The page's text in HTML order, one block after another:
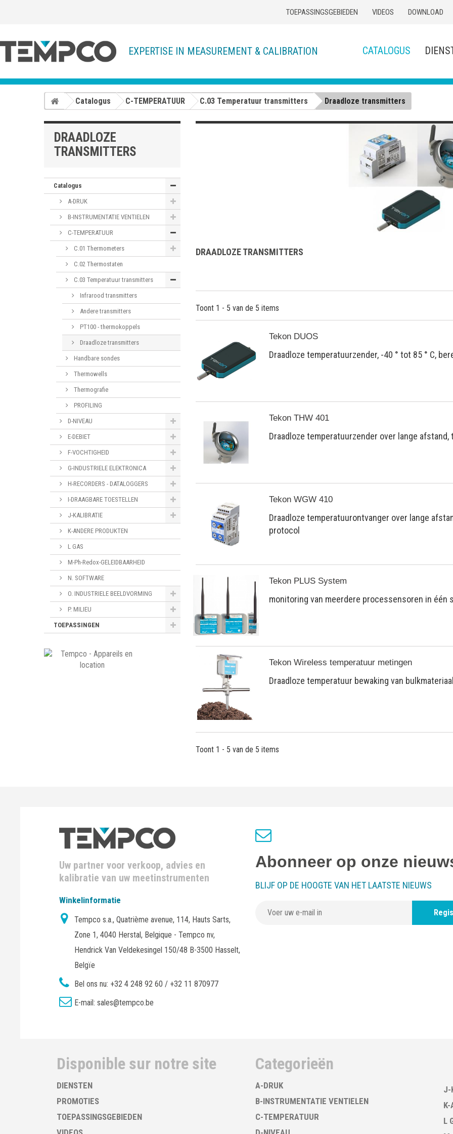
TOEPASSINGSGEBIEDEN VIDEOS DOWNLOAD
EXPERTISE IN MEASUREMENT & CALIBRATION CATALOGUS
Catalogus C-TEMPERATUUR C.03 Temperatuur transmitters Draadloze transmitters
DRAADLOZE
TRANSMITTERS
Catalogus
A-DRUK
B-INSTRUMENTATIE VENTIELEN
C-TEMPERATUUR
C.01 Thermometers
C.02 Thermostaten
C.03 Temperatuur transmitters
Infrarood transmitters
Andere transmitters
PT100 - thermokoppels
Draadloze transmitters
Handbare sondes
Thermowells
Thermografie
PROFILING
D-NIVEAU
E-DEBIET
F-VOCHTIGHEID
G-INDUSTRIELE ELEKTRONICA
H-RECORDERS - DATALOGGERS
I-DRAAGBARE TOESTELLEN
J-KALIBRATIE
K-ANDERE PRODUKTEN
L GAS
M-Ph-Redox-GELEIDBAARHEID
N. SOFTWARE
O. INDUSTRIELE BEELDVORMING
P. MILIEU
TOEPASSINGEN
DRAADLOZE TRANSMITTERS
Toont 1 - 5 van de 5 items
Tekon DUOS
Draadloze temperatuurzender, -40 ° tot 85 ° C,
Tekon THW 401
Draadloze temperatuurzender over lange afstand,
Tekon WGW 410
Draadloze temperatuurontvanger over lange
protocol
Tekon PLUS System
monitoring van meerdere processensoren in één
Tekon Wireless temperatuur metingen
Draadloze temperatuur bewaking van bulkmateriaal
Toont 1 - 5 van de 5 items
Abonneer op onze
BLIJF OP DE HOOGTE VAN HET LAATSTE NIEUWS
Categorieën
A-DRUK
B-INSTRUMENTATIE VENTIELEN
C-TEMPERATUUR
J-
K-
L
Uw partner voor verkoop, advies en
kalibratie van uw meetinstrumenten
Winkelinformatie
Tempco s.a., Quatrième avenue, 114, Hauts Sarts,
Zone 1, 4040 Herstal, Belgique - Tempco nv,
Hendrick Van Veldekesingel 150/48 B-3500 Hasselt,
Belgïe
Bel ons nu: +32 4 248 92 60 / +32 11 870977
E-mail: sales@tempco.be
Disponible sur notre site
DIENSTEN
PROMOTIES
TOEPASSINGSGEBIEDEN